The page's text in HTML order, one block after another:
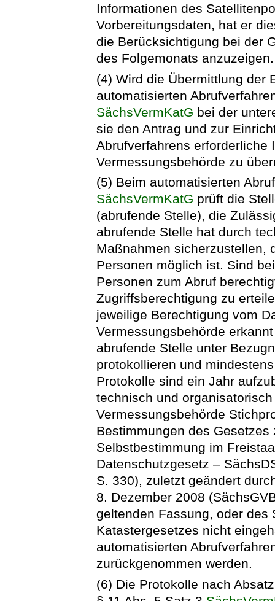
Informationen des
Vorbereitungsdaten, hat er
die Berücksichtigung bei der
des Folgemonats anzuzeigen.
(4) Wird die Übermittlung der
automatisierten
SächsVermKatG bei der
sie den Antrag und zur
Abrufverfahrens erforderliche
Vermessungsbehörde zu
(5) Beim automatisierten
SächsVermKatG prüft die
(abrufende Stelle), die
abrufende Stelle hat durch
Maßnahmen sicherzustellen,
Personen möglich ist. Sind
Personen zum Abruf
Zugriffsberechtigung zu
jeweilige Berechtigung vom
Vermessungsbehörde
abrufende Stelle unter
protokollieren und
Protokolle sind ein Jahr
technisch und
Vermessungsbehörde
Bestimmungen des
Selbstbestimmung im
Datenschutzgesetz –
S. 330), zuletzt geändert
8. Dezember 2008
geltenden Fassung, oder des
Katastergesetzes nicht
automatisierten
zurückgenommen werden.
(6) Die Protokolle nach